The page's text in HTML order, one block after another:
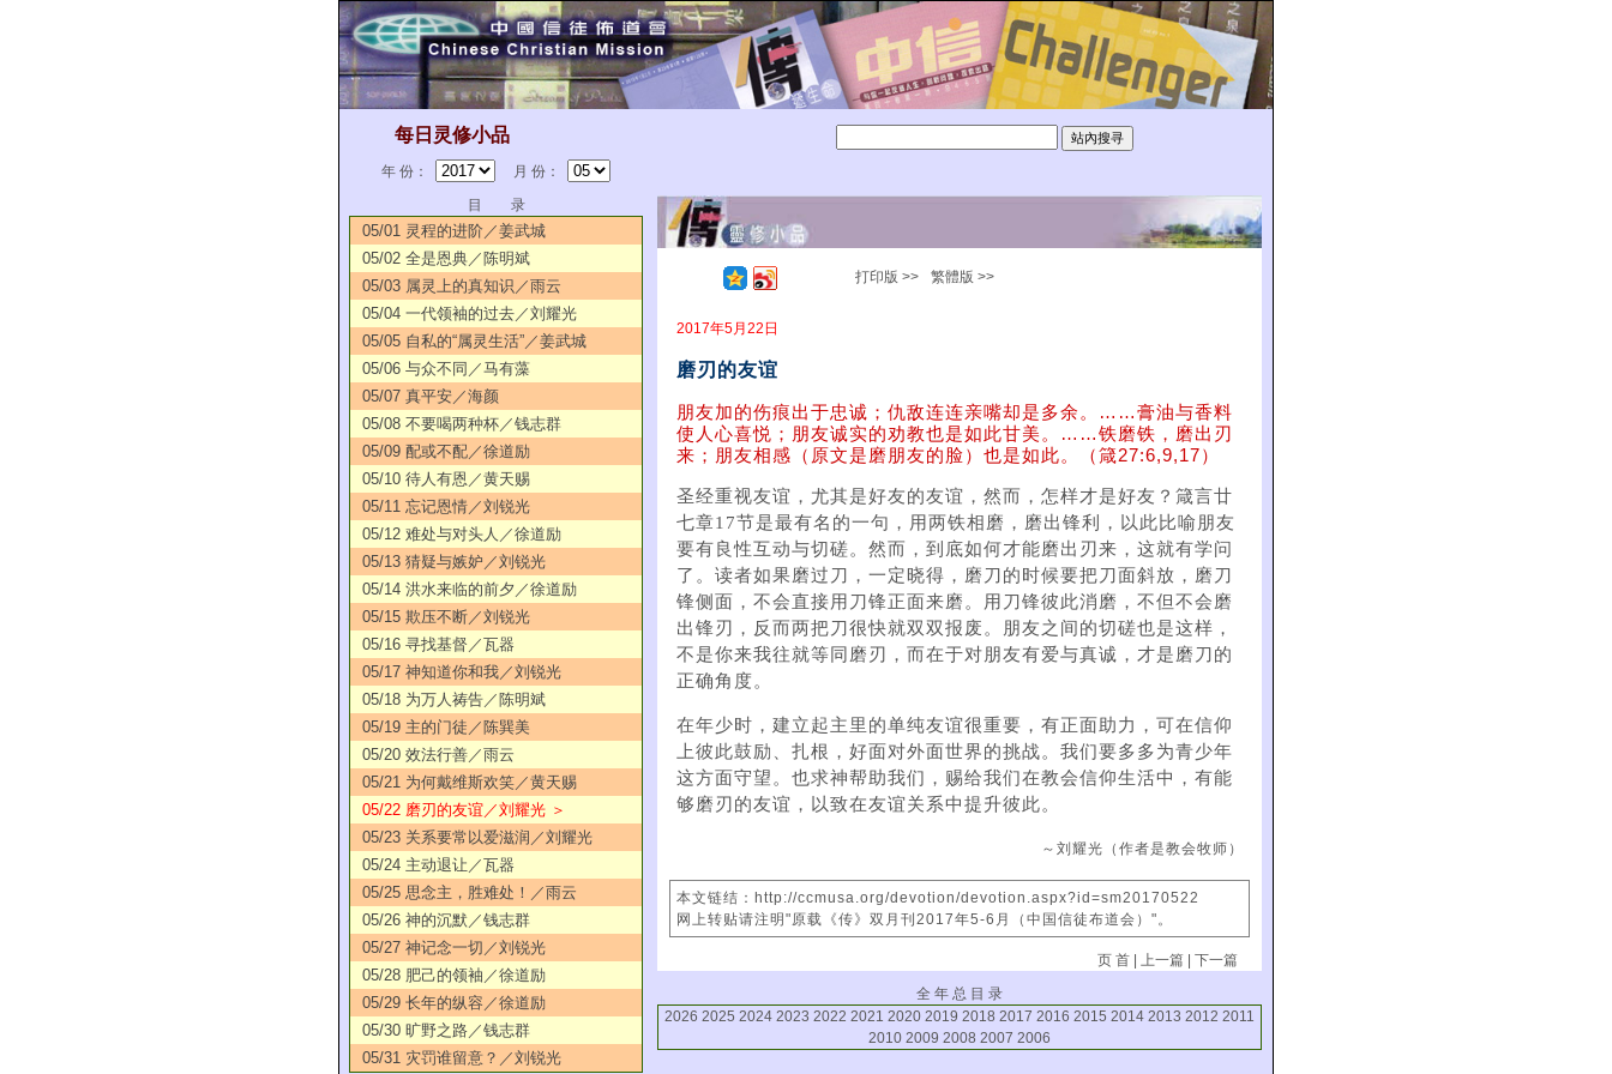
每日灵修小品
年 份：
月 份：
目 录
05/01 灵程的进阶／姜武城
05/02 全是恩典／陈明斌
05/03 属灵上的真知识／雨云
05/04 一代领袖的过去／刘耀光
05/05 自私的“属灵生活”／姜武城
05/06 与众不同／马有藻
05/07 真平安／海颜
05/08 不要喝两种杯／钱志群
05/09 配或不配／徐道励
05/10 待人有恩／黄天赐
05/11 忘记恩情／刘锐光
05/12 难处与对头人／徐道励
05/13 猜疑与嫉妒／刘锐光
05/14 洪水来临的前夕／徐道励
05/15 欺压不断／刘锐光
05/16 寻找基督／瓦器
05/17 神知道你和我／刘锐光
05/18 为万人祷告／陈明斌
05/19 主的门徒／陈巽美
05/20 效法行善／雨云
05/21 为何戴维斯欢笑／黄天赐
05/22 磨刃的友谊／刘耀光 ＞
05/23 关系要常以爱滋润／刘耀光
05/24 主动退让／瓦器
05/25 思念主，胜难处！／雨云
05/26 神的沉默／钱志群
05/27 神记念一切／刘锐光
05/28 肥己的领袖／徐道励
05/29 长年的纵容／徐道励
05/30 旷野之路／钱志群
05/31 灾罚谁留意？／刘锐光
打印版 >> 繁體版 >>
2017年5月22日
磨刃的友谊
朋友加的伤痕出于忠诚；仇敌连连亲嘴却是多余。……膏油与香料
使人心喜悦；朋友诚实的劝教也是如此甘美。……铁磨铁，磨出刃
来；朋友相感（原文是磨朋友的脸）也是如此。（箴27:6,9,17）
圣经重视友谊，尤其是好友的友谊，然而，怎样才是好友？箴言廿
七章17节是最有名的一句，用两铁相磨，磨出锋利，以此比喻朋友
要有良性互动与切磋。然而，到底如何才能磨出刃来，这就有学问
了。读者如果磨过刀，一定晓得，磨刀的时候要把刀面斜放，磨刀
锋侧面，不会直接用刀锋正面来磨。用刀锋彼此消磨，不但不会磨
出锋刃，反而两把刀很快就双双报废。朋友之间的切磋也是这样，
不是你来我往就等同磨刃，而在于对朋友有爱与真诚，才是磨刀的
正确角度。
在年少时，建立起主里的单纯友谊很重要，有正面助力，可在信仰
上彼此鼓励、扎根，好面对外面世界的挑战。我们要多多为青少年
这方面守望。也求神帮助我们，赐给我们在教会信仰生活中，有能
够磨刃的友谊，以致在友谊关系中提升彼此。
～刘耀光（作者是教会牧师）
本文链结：http://ccmusa.org/devotion/devotion.aspx?id=sm20170522
网上转贴请注明"原载《传》双月刊2017年5-6月（中国信徒布道会）"。
页 首 | 上一篇 |下一篇
全 年 总 目 录
2026 2025 2024 2023 2022 2021 2020 2019 2018 2017 2016 2015 2014 2013 2012 2011
2010 2009 2008 2007 2006